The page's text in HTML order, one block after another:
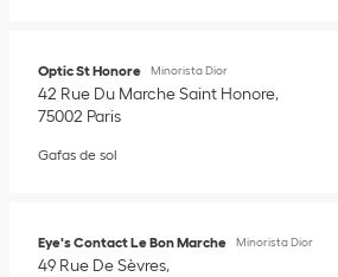
Optic St Honore Minorista Dior
42 Rue Du Marche Saint Honore
75002 Paris
Gafas de sol
Eye's Contact Le Bon Marche Minorista Dior
49 Rue De Sèvres